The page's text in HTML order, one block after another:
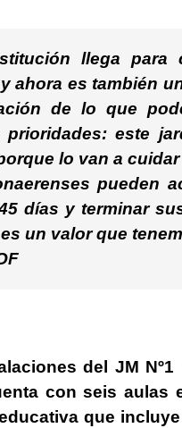
llega
ahora es también
de lo que
prioridades: este
lo van a
pueden
días y terminar
un valor que
del JM Nº1
con seis aulas
que